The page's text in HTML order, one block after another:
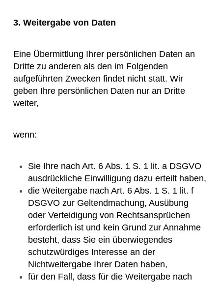
3. Weitergabe von Daten
Eine Übermittlung Ihrer persönlichen Daten an
Dritte zu anderen als den im Folgenden
aufgeführten Zwecken findet nicht statt. Wir
geben Ihre persönlichen Daten nur an Dritte
weiter,
wenn:
Sie Ihre nach Art. 6 Abs. 1 S. 1 lit. a DSGVO
ausdrückliche Einwilligung dazu erteilt haben,
die Weitergabe nach Art. 6 Abs. 1 S. 1 lit. f
DSGVO zur Geltendmachung, Ausübung
oder Verteidigung von Rechtsansprüchen
erforderlich ist und kein Grund zur Annahme
besteht, dass Sie ein überwiegendes
schutzwürdiges Interesse an der
Nichtweitergabe Ihrer Daten haben,
für den Fall, dass für die Weitergabe nach